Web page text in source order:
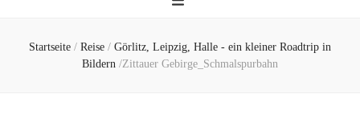
Startseite / Reise / Görlitz, Leipzig, Halle - ein kleiner Roadtrip in
Bildern /Zittauer Gebirge_Schmalspurbahn